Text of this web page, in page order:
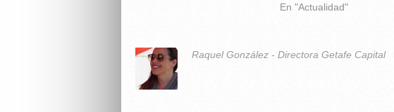
En "Actualidad"
Raquel González - Directora Getafe Capital